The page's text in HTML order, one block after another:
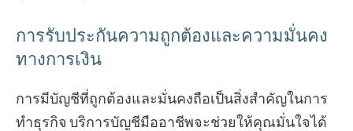
การรับประกันความถูกต้องและความมั่นคง
ทางการเงิน
การมีบัญชีที่ถูกต้องและมั่นคงถือเป็นสิ่งสำคัญในการ
ทำธุรกิจ บริการบัญชีมืออาชีพจะช่วยให้คุณมั่นใจได้